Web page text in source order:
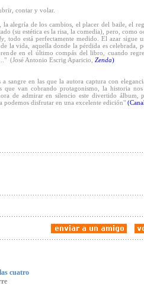
contar y volar.
alegría de los cambios, el placer del baile, el
(su estética es la risa, la comedia), pero, como
, todo está perfectamente medido. El azar sigue
la vida, aquella donde la pérdida es celebrada,
en el último compás del libro, cuando
(José Antonio Escrig Aparicio, Zenda)
sangre en las que la autora captura con
que van cobrando protagonismo, la historia
de admirar en silencio este divertido álbum,
disfrutar en una excelente edición"
cuatro